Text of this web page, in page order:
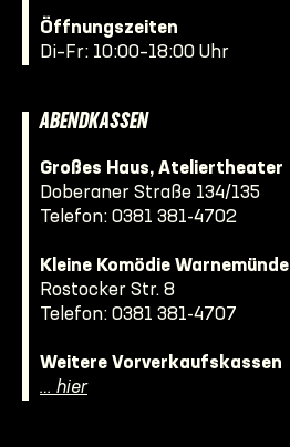
Öffnungszeiten
Di–Fr: 10:00–18:00 Uhr
ABENDKASSEN
Großes Haus, Ateliertheater
Doberaner Straße 134/135
Telefon: 0381 381-4702
Kleine Komödie Warnemünde
Rostocker Str. 8
Telefon: 0381 381-4707
Weitere Vorverkaufskassen
… hier